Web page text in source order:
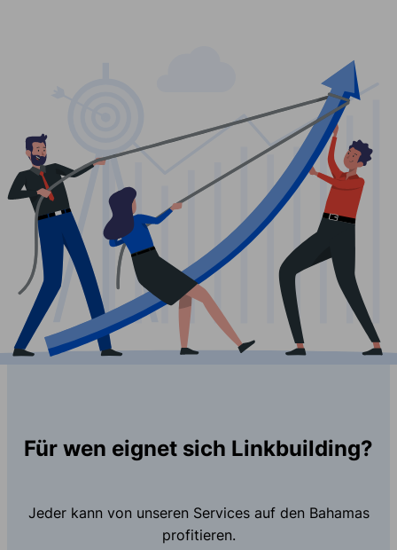
Für wen eignet sich Linkbuilding?
Jeder kann von unseren Services auf den Bahamas
profitieren.